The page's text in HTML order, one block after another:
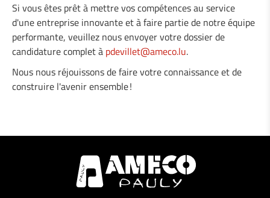
Si vous êtes prêt à mettre vos compétences au service
d'une entreprise innovante et à faire partie de notre équipe
performante, veuillez nous envoyer votre dossier de
candidature complet à pdevillet@ameco.lu.
Nous nous réjouissons de faire votre connaissance et de
construire l'avenir ensemble !